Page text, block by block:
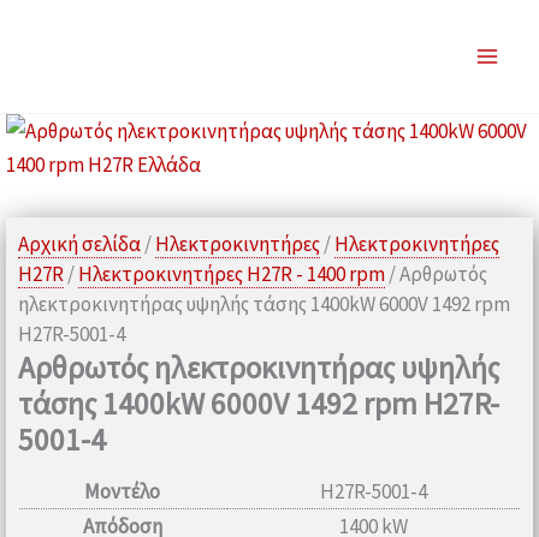
Αρχική σελίδα/Ηλεκτροκινητήρες/Ηλεκτροκινητήρες
H27R/Ηλεκτροκινητήρες H27R - 1400 rpm/ Αρθρωτός
ηλεκτροκινητήρας υψηλής τάσης 1400kW 6000V 1492 rpm
H27R-5001-4
Αρθρωτός ηλεκτροκινητήρας υψηλής
τάσης 1400kW 6000V 1492 rpm H27R-
5001-4
Μοντέλο
H27R-5001-4
Απόδοση
1400 kW